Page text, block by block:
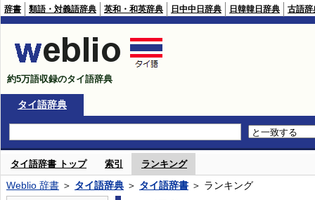
辞書 類語・対義語辞典 英和・和英辞典 日中中日辞典 日韓韓日辞典 古語辞
約5万語収録のタイ語辞典
タイ語辞典
タイ語辞書 トップ 索引 ランキング
Weblio 辞書 ＞ タイ語辞典 ＞ タイ語辞書 ＞ ランキング